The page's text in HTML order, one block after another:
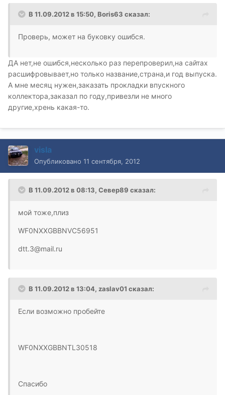
В 11.09.2012 в 15:50, Boris63 сказал:
Проверь, может на буковку ошибся.
ДА нет,не ошибся,несколько раз перепроверил,на сайтах
расшифровывает,но только название,страна,и год выпуска.
А мне месяц нужен,заказать прокладки впускного
коллектора,заказал по году,привезли не много
другие,хрень какая-то.
visla
Опубликовано 11 сентября, 2012
В 11.09.2012 в 08:13, Север89 сказал:
мой тоже,плиз
WF0NXXGBBNVC56951
dtt.3@mail.ru
В 11.09.2012 в 13:04, zaslav01 сказал:
Если возможно пробейте
WF0NXXGBBNTL30518
Спасибо